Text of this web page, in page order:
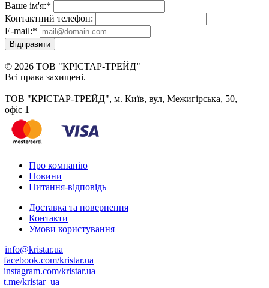
Ваше ім'я:*
Контактний телефон:
E-mail:*
Відправити
© 2026 ТОВ "КРІСТАР-ТРЕЙД"
Всі права захищені.
ТОВ "КРІСТАР-ТРЕЙД", м. Київ, вул, Межигірська, 50,
офіс 1
Про компанію
Новини
Питання-відповідь
Доставка та повернення
Контакти
Умови користування
info@kristar.ua
facebook.com/kristar.ua
instagram.com/kristar.ua
t.me/kristar_ua